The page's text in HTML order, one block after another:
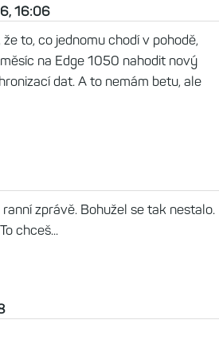
16:06
to, co jednomu chodí v pohodě,
na Edge 1050 nahodit nový
dat. A to nemám betu, ale
zprávě. Bohužel se tak nestalo.
chceš...